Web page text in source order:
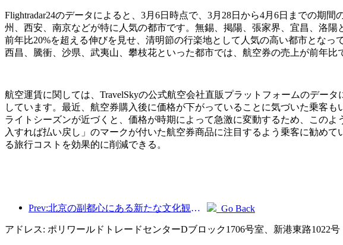
Flightradar24のデータによると、3月6日時点で、3月28日から4月6日までの期
州、西安、南京などが特に人気の都市です。無錫、掲陽、張家界、宜昌、洛
前年比20%を超える伸びを見せ、清明節の行楽地として人気の高い都市とな
西昌、騰衝、沙県、武夷山、攀枝花といった都市では、航空券の売上が前年
航空運賃に関しては、TravelSkyの公式航空会社直販プラットフォームのデー
しています。最近、航空券購入後に価格が下がっていることに気づいた乗客
ライトシーズンが近づくと、価格が時期によって急激に変動するため、この
入すれば払い戻し」のマークが付いた航空券商品に注目するよう乗客に勧め
る旅行コストを効果的に削減できる。
Prev:北京の副都心にある新たな文化観光ランドマーク、ピナクルパークが今年正式にオープンする。 Go Back
アドレス: ポリワールドトレードセンターDブロック1706号室、新港東路1022号